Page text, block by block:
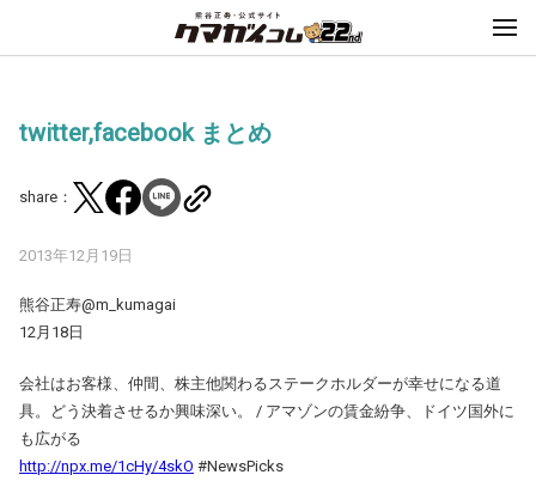
twitter,facebook まとめ
share：
2013年12月19日
熊谷正寿‏@m_kumagai
12月18日
会社はお客様、仲間、株主他関わるステークホルダーが幸せになる道
具。どう決着させるか興味深い。 / アマゾンの賃金紛争、ドイツ国外に
も広がる
http://npx.me/1cHy/4skO #NewsPicks